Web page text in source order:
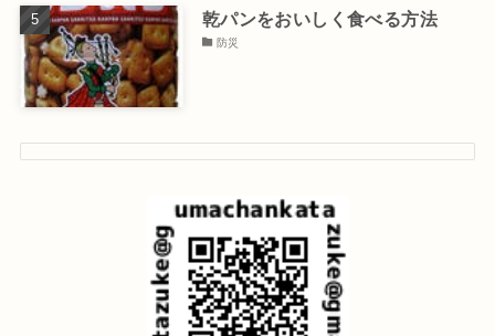
乾パンをおいしく食べる方法
防災